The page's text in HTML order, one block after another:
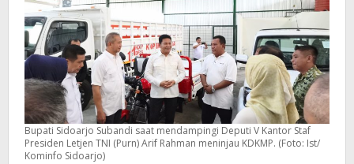
Penggerak
Ekonomi
Desa
Bupati Sidoarjo Subandi saat mendampingi Deputi V Kantor Staf
Presiden Letjen TNI (Purn) Arif Rahman meninjau KDKMP. (Foto: Ist/
Kominfo Sidoarjo)